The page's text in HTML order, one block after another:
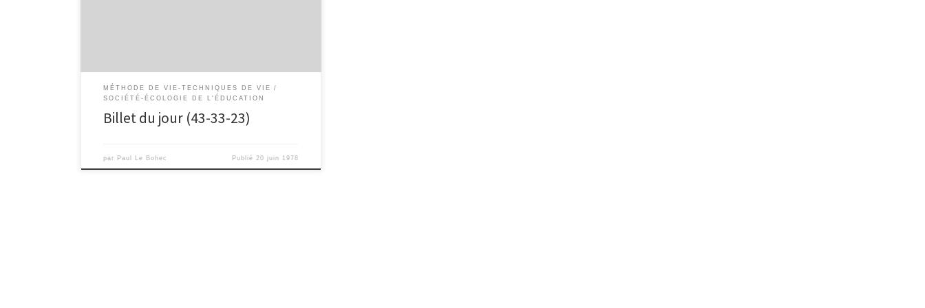
MÉTHODE DE VIE-TECHNIQUES DE VIE
SOCIÉTÉ-ÉCOLOGIE DE L'ÉDUCATION
Billet du jour (43-33-23)
par Paul Le Bohec Publié 20 juin 1978